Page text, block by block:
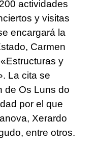
actividades
y visitas
encargará la
Carmen
y
La cita se
de Os Luns do
por el que
Xerardo
entre otros.